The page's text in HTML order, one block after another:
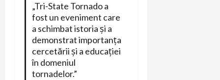
„Tri-State Tornado a
fost un eveniment care
a schimbat istoria și a
demonstrat importanța
cercetării și a educației
în domeniul
tornadelor.”